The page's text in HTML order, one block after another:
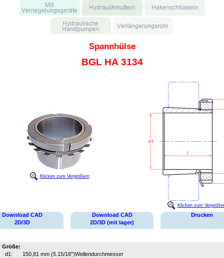
Spannhülse
BGL HA 3134
Klicken zum Vergrößern
Klicken zum
Download CAD
2D/3D
Download CAD
2D/3D (mit lager)
Drucken
Größe:
d1:
150,81 mm (5.15/16")Wellendurchmesser